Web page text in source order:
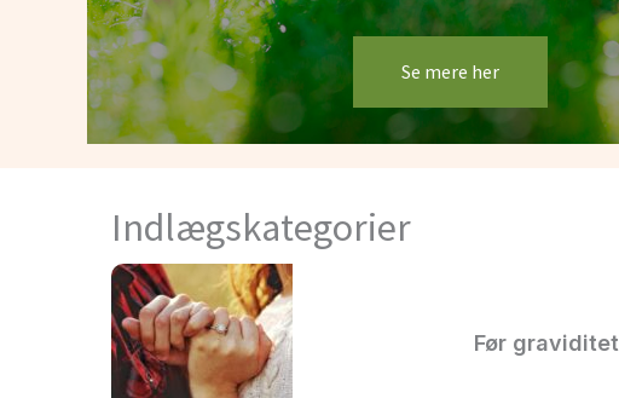
Se mere her
Indlægskategorier
Før graviditet